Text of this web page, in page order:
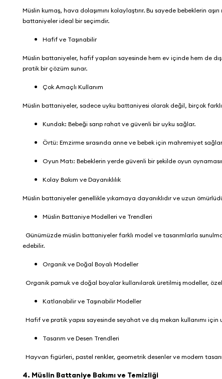
Müslin kumaş, hava dolaşımını kolaylaştırır. Bu sayede bebeklerin
battaniyeler ideal bir seçimdir.
Hafif ve Taşınabilir
Müslin battaniyeler, hafif yapıları sayesinde hem ev içinde hem de
pratik bir çözüm sunar.
Çok Amaçlı Kullanım
Müslin battaniyeler, sadece uyku battaniyesi olarak değil, birçok
Kundak: Bebeği sarıp rahat ve güvenli bir uyku sağlar.
Örtü: Emzirme sırasında anne ve bebek için mahremiyet
Oyun Matı: Bebeklerin yerde güvenli bir şekilde oyun
Kolay Bakım ve Dayanıklılık
Müslin battaniyeler genellikle yıkamaya dayanıklıdır ve uzun
Müslin Battaniye Modelleri ve Trendleri
Günümüzde müslin battaniyeler farklı model ve tasarımlarla
edebilir.
Organik ve Doğal Boyalı Modeller
Organik pamuk ve doğal boyalar kullanılarak üretilmiş modeller,
Katlanabilir ve Taşınabilir Modeller
Hafif ve pratik yapısı sayesinde seyahat ve dış mekan kullanımı için
Tasarım ve Desen Trendleri
Hayvan figürleri, pastel renkler, geometrik desenler ve modern
4. Müslin Battaniye Bakımı ve Temizliği